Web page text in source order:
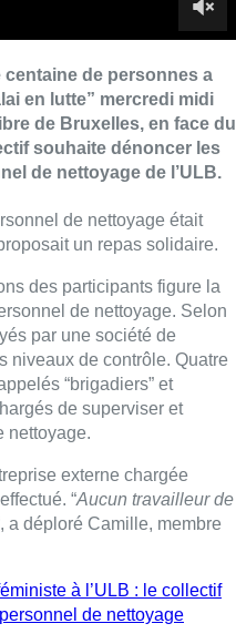
de nettoyage. Selon
par une société de
“brigadiers” et
de superviser et
nettoyage.
externe chargée
a déploré Camille, membre
à l’ULB : le collectif
de nettoyage
d’acharnement de
nettoyeurs et nettoyeuses.
auraient d’ailleurs été
il y a un à deux
une charge de travail
de reconnaissance
demandent notamment
la crèche, le minerval
carte sport.